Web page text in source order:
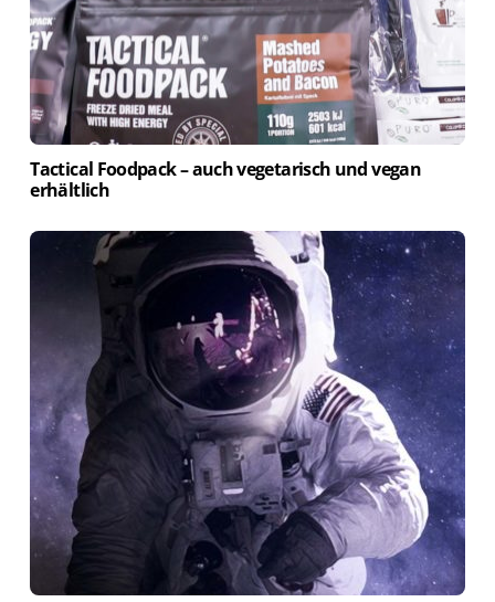
Tactical Foodpack – auch vegetarisch und vegan
erhältlich